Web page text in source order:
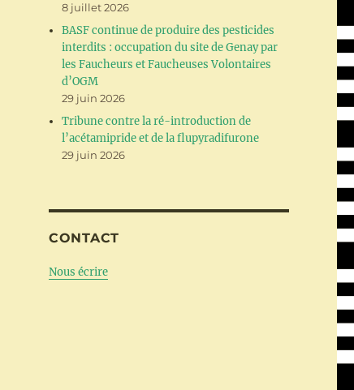
8 juillet 2026
BASF continue de produire des pesticides
interdits : occupation du site de Genay par
les Faucheurs et Faucheuses Volontaires
d’OGM
29 juin 2026
Tribune contre la ré-introduction de
l’acétamipride et de la flupyradifurone
29 juin 2026
CONTACT
Nous écrire